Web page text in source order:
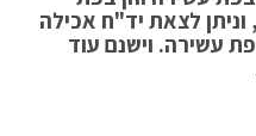
לצאת יד"ח אכילה
עשירה. וישנם עוד